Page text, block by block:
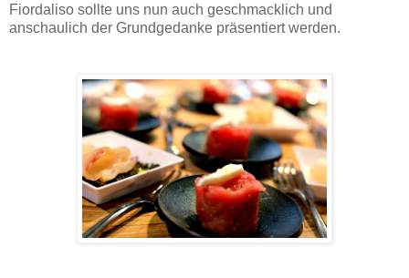
Fiordaliso sollte uns nun auch geschmacklich und
anschaulich der Grundgedanke präsentiert werden.